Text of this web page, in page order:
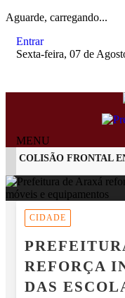
Aguarde, carregando...
Entrar
Sexta-feira, 07 de
MENU
COLISÃO FRONTAL
EM ALTA
CIDADE
REFORÇA
DAS